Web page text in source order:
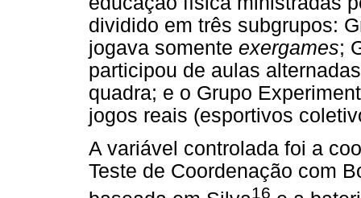
dividido em três subgrupos:
jogava somente exergames;
participou de aulas
quadra; e o Grupo
jogos reais (esportivos
A variável controlada foi a
Teste de Coordenação com
16